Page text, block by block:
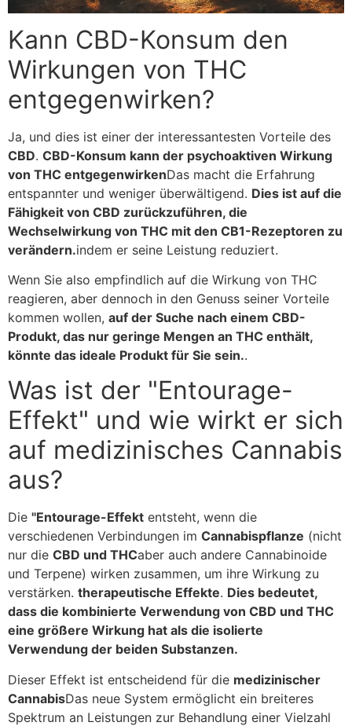
Kann CBD-Konsum den
Wirkungen von THC
entgegenwirken?
Ja, und dies ist einer der interessantesten Vorteile des
CBD. CBD-Konsum kann der psychoaktiven Wirkung
von THC entgegenwirkenDas macht die Erfahrung
entspannter und weniger überwältigend. Dies ist auf die
Fähigkeit von CBD zurückzuführen, die
Wechselwirkung von THC mit den CB1-Rezeptoren zu
verändern.indem er seine Leistung reduziert.
Wenn Sie also empfindlich auf die Wirkung von THC
reagieren, aber dennoch in den Genuss seiner Vorteile
kommen wollen, auf der Suche nach einem CBD-
Produkt, das nur geringe Mengen an THC enthält,
könnte das ideale Produkt für Sie sein..
Was ist der "Entourage-
Effekt" und wie wirkt er sich
auf medizinisches Cannabis
aus?
Die "Entourage-Effekt entsteht, wenn die
verschiedenen Verbindungen im Cannabispflanze (nicht
nur die CBD und THCaber auch andere Cannabinoide
und Terpene) wirken zusammen, um ihre Wirkung zu
verstärken. therapeutische Effekte. Dies bedeutet,
dass die kombinierte Verwendung von CBD und THC
eine größere Wirkung hat als die isolierte
Verwendung der beiden Substanzen.
Dieser Effekt ist entscheidend für die medizinischer
CannabisDas neue System ermöglicht ein breiteres
Spektrum an Leistungen zur Behandlung einer Vielzahl